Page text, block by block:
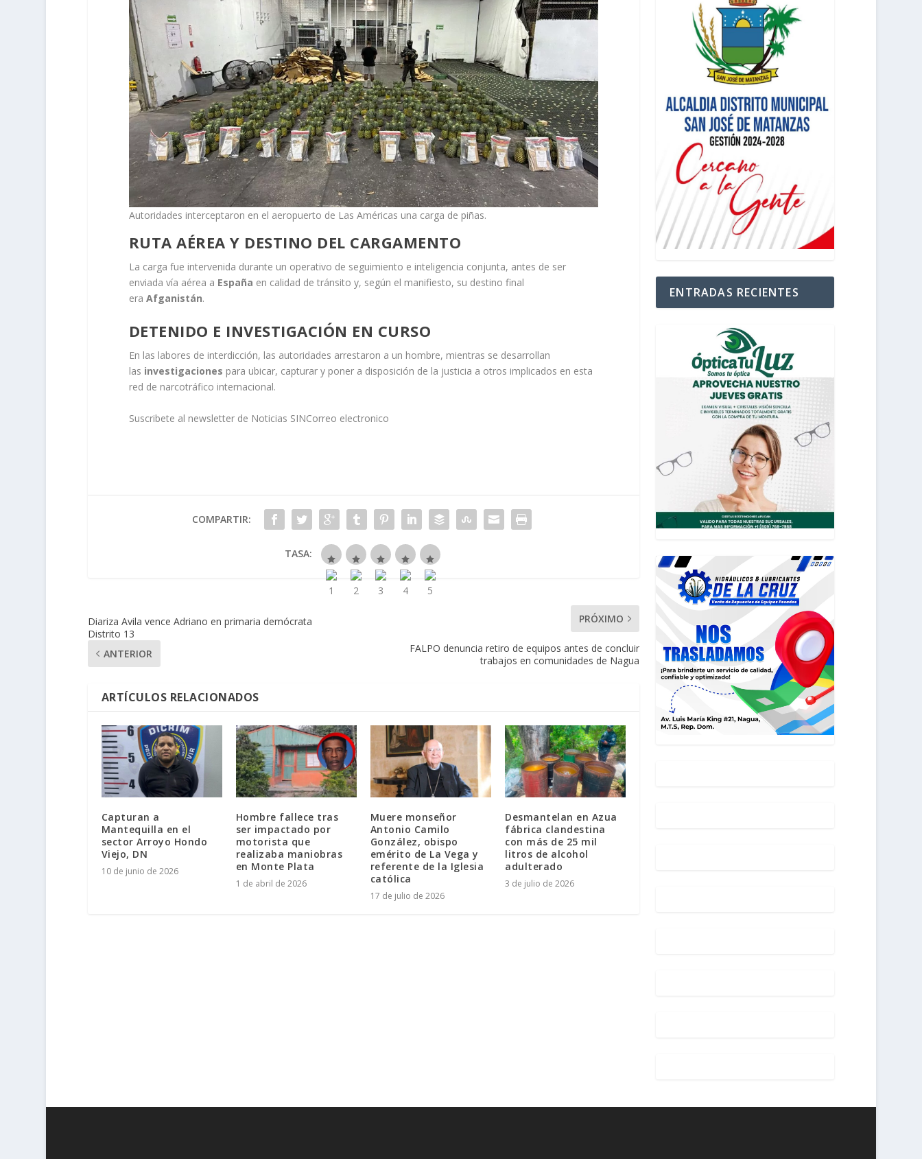
Autoridades interceptaron en el aeropuerto de Las Américas una carga de piñas.
RUTA AÉREA Y DESTINO DEL CARGAMENTO
La carga fue intervenida durante un operativo de seguimiento e inteligencia conjunta, antes de ser
enviada vía aérea a España en calidad de tránsito y, según el manifiesto, su destino final
era Afganistán.
DETENIDO E INVESTIGACIÓN EN CURSO
En las labores de interdicción, las autoridades arrestaron a un hombre, mientras se desarrollan
las investigaciones para ubicar, capturar y poner a disposición de la justicia a otros implicados en esta
red de narcotráfico internacional.
Suscribete al newsletter de Noticias SINCorreo electronico
COMPARTIR:
TASA:
Diariza Avila vence Adriano en primaria demócrata
Distrito 13
ANTERIOR
PRÓXIMO
FALPO denuncia retiro de equipos antes de concluir
trabajos en comunidades de Nagua
ARTÍCULOS RELACIONADOS
Capturan a
Mantequilla en el
sector Arroyo Hondo
Viejo, DN
10 de junio de 2026
Hombre fallece tras
ser impactado por
motorista que
realizaba maniobras
en Monte Plata
1 de abril de 2026
Muere monseñor
Antonio Camilo
González, obispo
emérito de La Vega y
referente de la Iglesia
católica
17 de julio de 2026
Desmantelan en Azua
fábrica clandestina
con más de 25 mil
litros de alcohol
adulterado
3 de julio de 2026
ENTRADAS RECIENTES